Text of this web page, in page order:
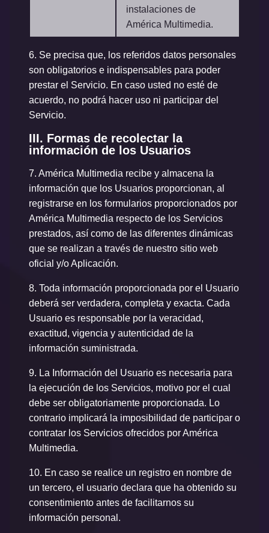
instalaciones de
América Multimedia.
6. Se precisa que, los referidos datos personales
son obligatorios e indispensables para poder
prestar el Servicio. En caso usted no esté de
acuerdo, no podrá hacer uso ni participar del
Servicio.
III. Formas de recolectar la
información de los Usuarios
7. América Multimedia recibe y almacena la
información que los Usuarios proporcionan, al
registrarse en los formularios proporcionados por
América Multimedia respecto de los Servicios
prestados, así como de las diferentes dinámicas
que se realizan a través de nuestro sitio web
oficial y/o Aplicación.
8. Toda información proporcionada por el Usuario
deberá ser verdadera, completa y exacta. Cada
Usuario es responsable por la veracidad,
exactitud, vigencia y autenticidad de la
información suministrada.
9. La Información del Usuario es necesaria para
la ejecución de los Servicios, motivo por el cual
debe ser obligatoriamente proporcionada. Lo
contrario implicará la imposibilidad de participar o
contratar los Servicios ofrecidos por América
Multimedia.
10. En caso se realice un registro en nombre de
un tercero, el usuario declara que ha obtenido su
consentimiento antes de facilitarnos su
información personal.